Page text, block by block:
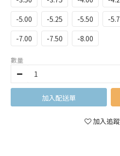
-5.00
-5.25 -5.50 -
-7.00
-7.50 -8.00
數量
加入購物車
加入追